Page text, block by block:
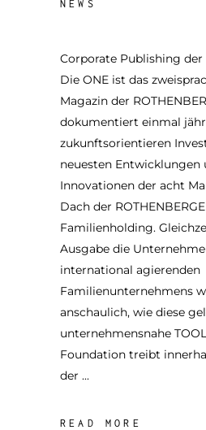
NEWS
Corporate Publishing
Die ONE ist das
Magazin der
dokumentiert einmal
zukunftsorientieren
neuesten Entwicklungen
Innovationen der acht
Dach der
Familienholding.
Ausgabe die
international agierenden
Familienunternehmens
anschaulich, wie diese
unternehmensnahe
Foundation treibt
der
READ MORE